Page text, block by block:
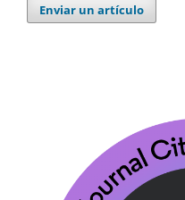
Enviar un artículo